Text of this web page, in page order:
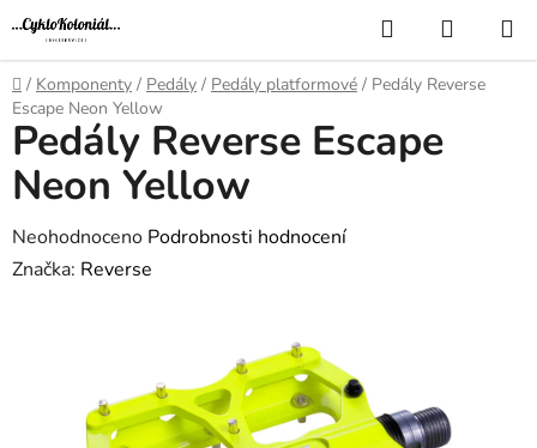
Přejít
na
obsah
Hledat
KOŠÍK
Domů
/ Komponenty / Pedály / Pedály platformové / Pedály Reverse
Escape Neon Yellow
Pedály Reverse Escape
Neon Yellow
Průměrné
hodnocení
Neohodnoceno Podrobnosti hodnocení
Značka: Reverse